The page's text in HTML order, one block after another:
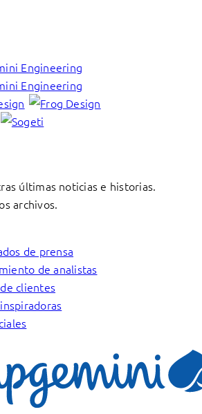
últimas noticias e historias.
archivos.
de prensa
de analistas
clientes